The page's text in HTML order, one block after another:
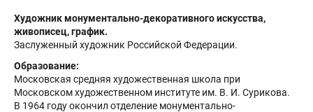
Художник монументально-декоративного искусства,
живописец, график.
Заслуженный художник Российской Федерации.
Образование:
Московская средняя художественная школа при
Московском художественном институте им. В. И. Сурикова.
В 1964 году окончил отделение монументально-